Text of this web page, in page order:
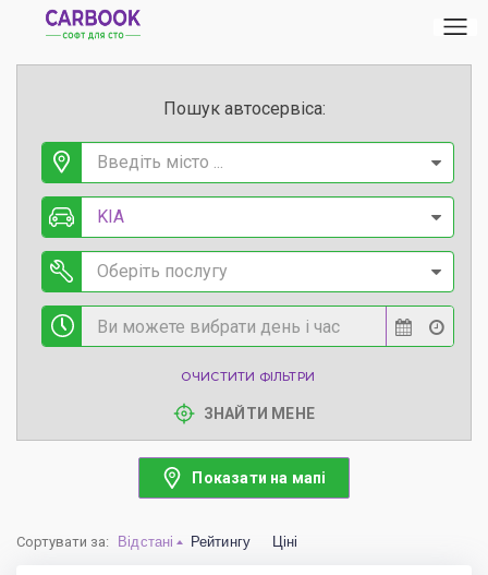
Пошук автосервіса:
Введіть місто ...
KIA
Оберіть послугу
ОЧИСТИТИ ФІЛЬТРИ
ЗНАЙТИ МЕНЕ
Показати на мапі
Сортувати за: Відстані Рейтингу Ціні